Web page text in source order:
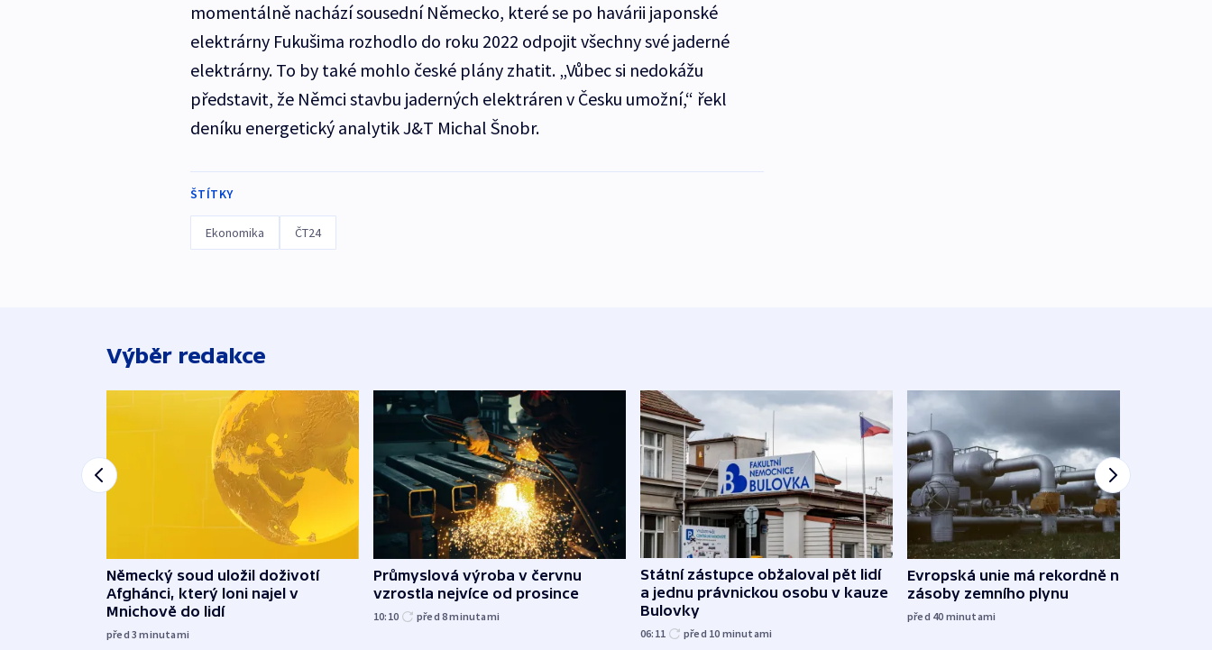
momentálně nachází sousední Německo, které se po havárii japonské
elektrárny Fukušima rozhodlo do roku 2022 odpojit všechny své jaderné
elektrárny. To by také mohlo české plány zhatit. „Vůbec si nedokážu
představit, že Němci stavbu jaderných elektráren v Česku umožní,“ řekl
deníku energetický analytik J&T Michal Šnobr.
ŠTÍTKY
Ekonomika ČT24
Výběr redakce
Německý soud uložil doživotí
Afghánci, který loni najel v
Mnichově do lidí
před 3minutami
Průmyslová výroba v červnu
vzrostla nejvíce od prosince
10:10 před 8minutami
Státní zástupce obžaloval pět lidí
a jednu právnickou osobu v kauze
Bulovky
06:11 před 10 minutami
Evropská unie má rekordně nízké
zásoby zemního plynu
před 40 minutami